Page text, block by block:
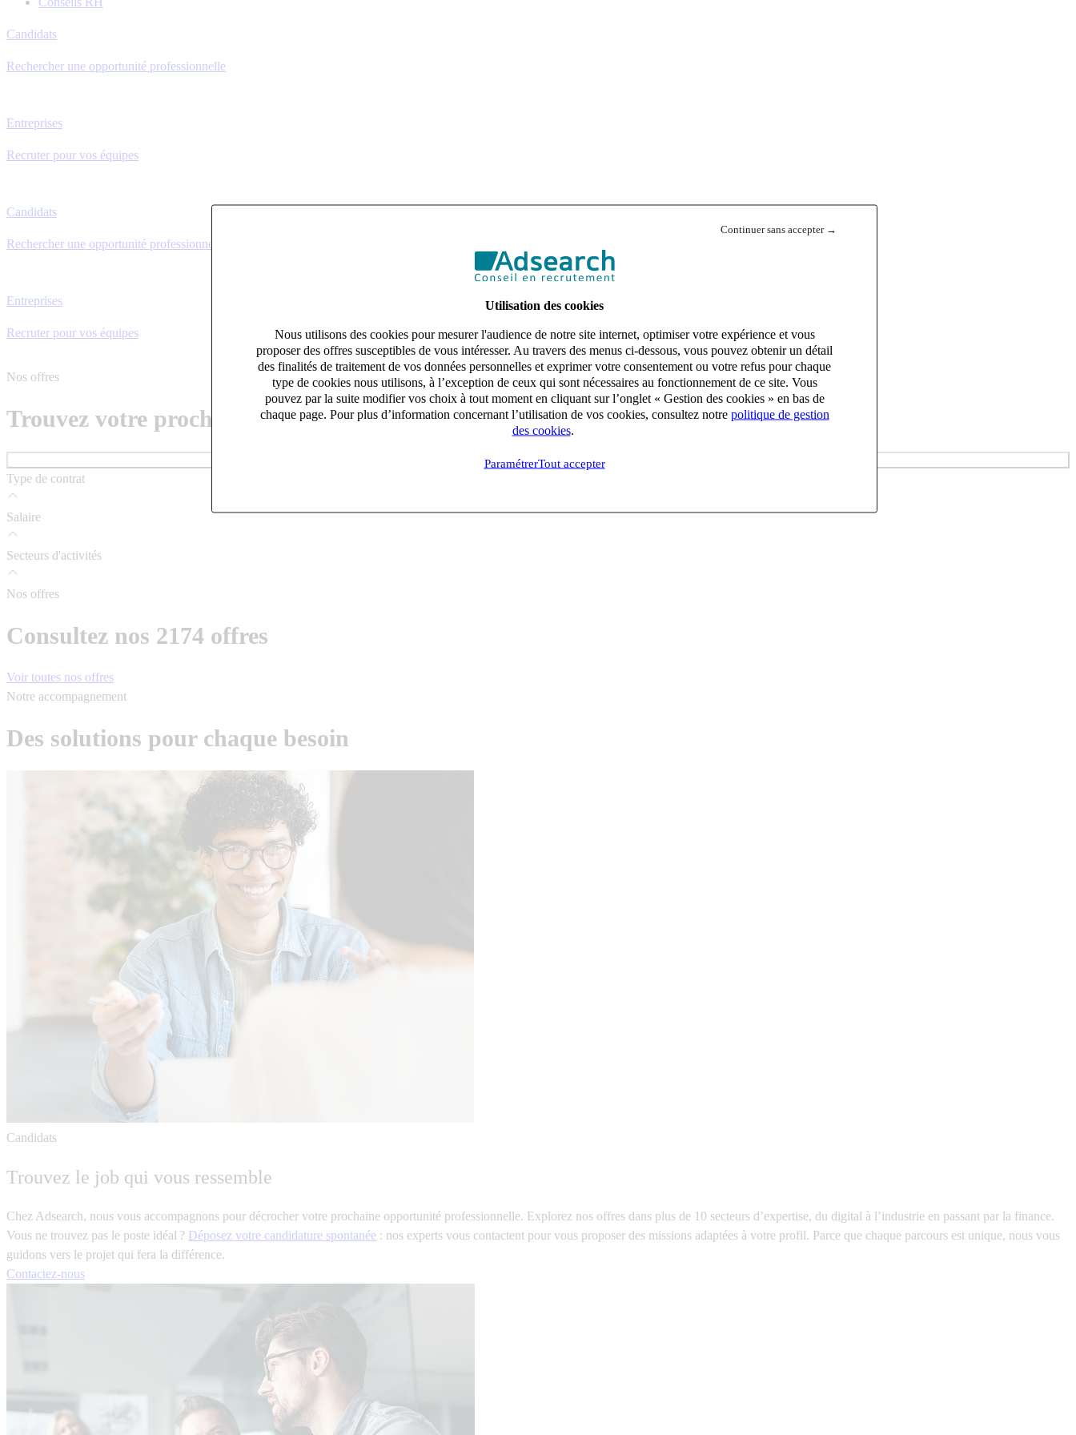
Continuer sans accepter →
Utilisation des cookies
Nous utilisons des cookies pour mesurer l'audience de notre site internet, optimiser votre expérience et vous
proposer des offres susceptibles de vous intéresser. Au travers des menus ci-dessous, vous pouvez obtenir un détail
des finalités de traitement de vos données personnelles et exprimer votre consentement ou votre refus pour chaque
type de cookies nous utilisons, à l’exception de ceux qui sont nécessaires au fonctionnement de ce site. Vous
pouvez par la suite modifier vos choix à tout moment en cliquant sur l’onglet « Gestion des cookies » en bas de
chaque page. Pour plus d’information concernant l’utilisation de vos cookies, consultez notre politique de gestion
des cookies.
ParamétrerTout accepter
Candidats
Rechercher une opportunité professionnelle
Entreprises
Recruter pour vos équipes
Candidats
Rechercher une opportunité professionnelle
Entreprises
Recruter pour vos équipes
Nos offres
Trouvez votre prochain job
Rechercher
Type de contrat
Salaire
Secteurs d'activités
Nos offres
Consultez nos 2174 offres
Voir toutes nos offres
Notre accompagnement
Des solutions pour chaque besoin
Candidats
Trouvez le job qui vous ressemble
Chez Adsearch, nous vous accompagnons pour décrocher votre prochaine opportunité professionnelle. Explorez nos offres dans plus de 10 secteurs d’expertise, du digital à l’industrie en passant par la finance.
Vous ne trouvez pas le poste idéal ? Déposez votre candidature spontanée : nos experts vous contactent pour vous proposer des missions adaptées à votre profil. Parce que chaque parcours est unique, nous vous
guidons vers le projet qui fera la différence.
Contactez-nous